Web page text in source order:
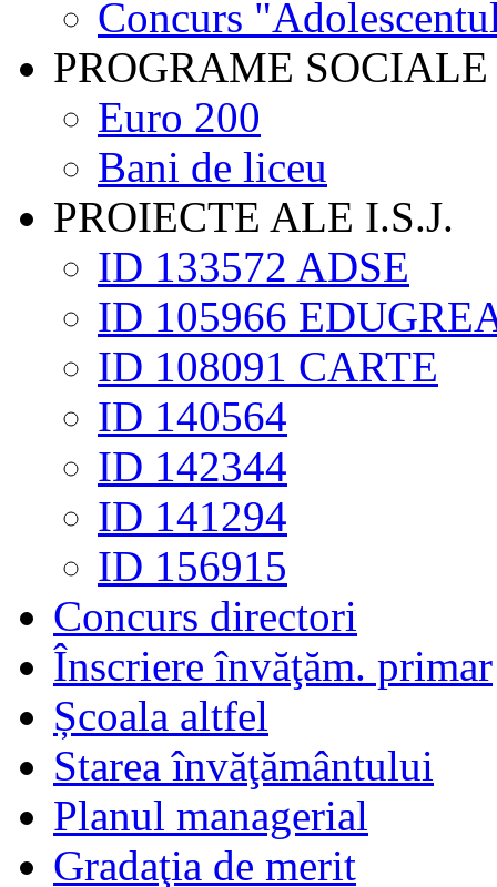
Concurs
PROGRAME SOCIALE
Euro 200
Bani de liceu
PROIECTE ALE I.S.J.
ID 133572 ADSE
ID 105966
ID 108091 CARTE
ID 140564
ID 142344
ID 141294
ID 156915
Concurs directori
Înscriere învăţăm. primar
Școala altfel
Starea învăţământului
Planul managerial
Gradaţia de merit